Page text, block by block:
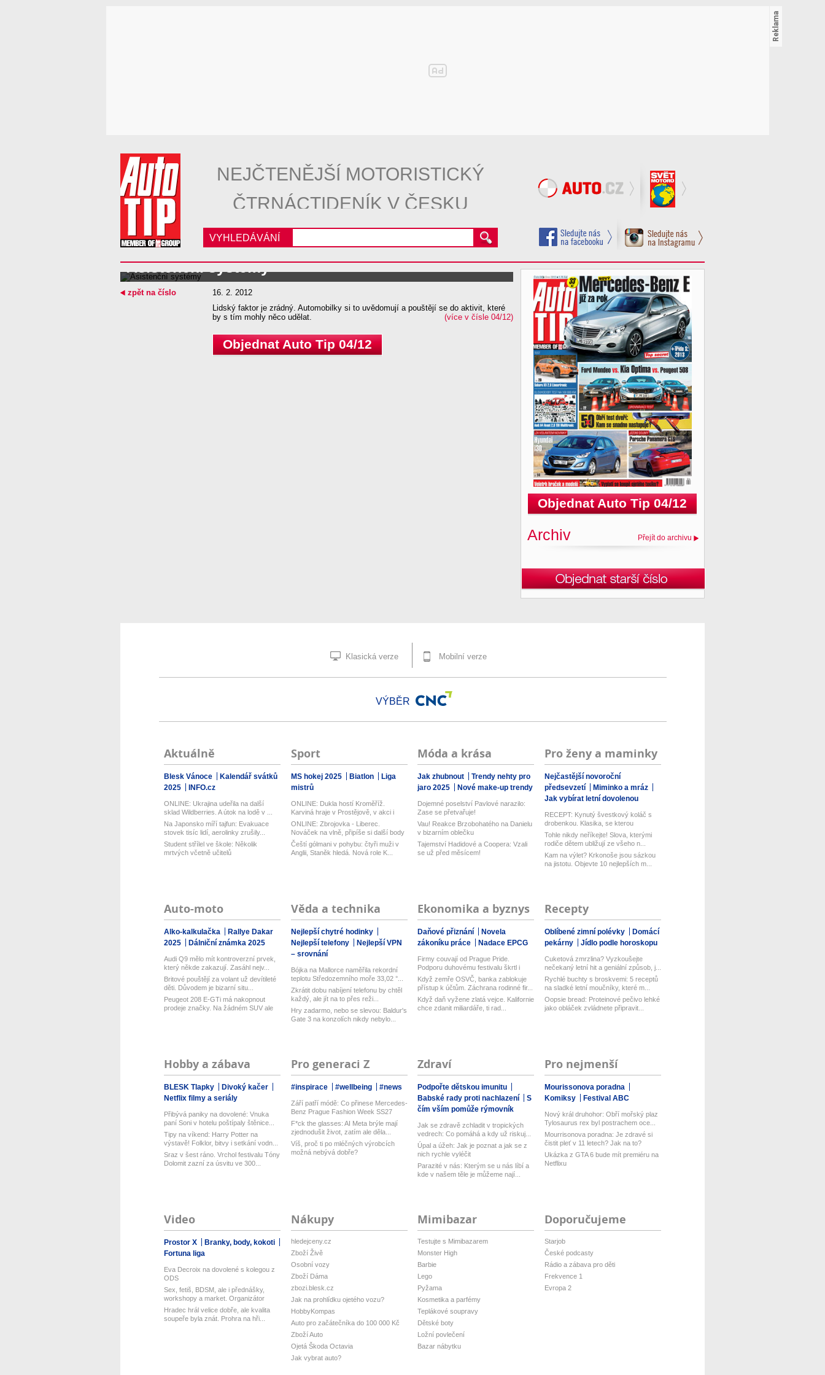
NEJČTENĚJŠÍ MOTORISTICKÝ
ČTRNÁCTIDENÍK V ČESKU
VYHLEDÁVÁNÍ
Asistenční systémy
16. 2. 2012
Lidský faktor je zrádný. Automobilky si to uvědomují a pouštějí se do aktivit, které
by s tím mohly něco udělat.
(více v čísle 04/12)
Objednat Auto Tip 04/12
zpět na číslo
Objednat Auto Tip 04/12
Archiv Přejít do archivu
Klasická verze Mobilní verze
VÝBĚR
Aktuálně
Blesk Vánoce
Kalendář svátků
2025
INFO.cz
ONLINE: Ukrajina udeřila na další
sklad Wildberries. A útok na lodě v ...
Na Japonsko míří tajfun: Evakuace
stovek tisíc lidí, aerolinky zrušily...
Student střílel ve škole: Několik
mrtvých včetně učitelů
Sport
MS hokej 2025 Biatlon
Liga
mistrů
ONLINE: Dukla hostí Kroměříž.
Karviná hraje v Prostějově, v akci i
Opa...
ONLINE: Zbrojovka - Liberec.
Nováček na vlně, připíše si další body
pr...
Čeští gólmani v pohybu: čtyři muži v
Anglii, Staněk hledá. Nová role K...
Móda a krása
Jak zhubnout
Trendy nehty pro
jaro 2025
Nové make-up trendy
Dojemné poselství Pavlové narazilo:
Zase se přetvařuje!
Vau! Reakce Brzobohatého na Danielu
v bizarním oblečku
Tajemství Hadidové a Coopera: Vzali
se už před měsícem!
Pro ženy a maminky
Nejčastější novoroční
předsevzetí
Miminko a mráz
Jak vybírat letní dovolenou
RECEPT: Kynutý švestkový koláč s
drobenkou. Klasika, se kterou
zaboduj...
Tohle nikdy neříkejte! Slova, kterými
rodiče dětem ubližují ze všeho n...
Kam na výlet? Krkonoše jsou sázkou
na jistotu. Objevte 10 nejlepších m...
Auto-moto
Alko-kalkulačka
Rallye Dakar
2025
Dálniční známka 2025
Audi Q9 mělo mít kontroverzní prvek,
který někde zakazují. Zasáhl nejv...
Britové pouštějí za volant už devítileté
děti. Důvodem je bizarní situ...
Peugeot 208 E-GTi má nakopnout
prodeje značky. Na žádném SUV ale
Věda a technika
Nejlepší chytré hodinky
Nejlepší telefony
Nejlepší VPN
– srovnání
Bójka na Mallorce naměřila rekordní
teplotu Středozemního moře 33,02 °...
Zkrátit dobu nabíjení telefonu by chtěl
každý, ale jít na to přes reži...
Hry zadarmo, nebo se slevou: Baldur's
Gate 3 na konzolích nikdy nebylo...
Ekonomika a byznys
Daňové přiznání
Novela
zákoníku práce
Nadace EPCG
Firmy couvají od Prague Pride.
Podporu duhovému festivalu škrtl i
Micr...
Když zemře OSVČ, banka zablokuje
přístup k účtům. Záchrana rodinné fir...
Když daň vyžene zlatá vejce. Kalifornie
chce zdanit miliardáře, ti rad...
Recepty
Oblíbené zimní polévky
Domácí
pekárny
Jídlo podle horoskopu
Cuketová zmrzlina? Vyzkoušejte
nečekaný letní hit a geniální způsob, j...
Rychlé buchty s broskvemi: 5 receptů
na sladké letní moučníky, které m...
Oopsie bread: Proteinové pečivo lehké
jako obláček zvládnete připravit...
Hobby a zábava
BLESK Tlapky
Divoký kačer
Netflix filmy a seriály
Přibývá paniky na dovolené: Vnuka
paní Soni v hotelu poštípaly štěnice...
Tipy na víkend: Harry Potter na
výstavě! Folklor, bitvy i setkání vodn...
Sraz v šest ráno. Vrchol festivalu Tóny
Dolomit zazní za úsvitu ve 300...
Pro generaci Z
#inspirace #wellbeing #news
Září patří módě: Co přinese Mercedes-
Benz Prague Fashion Week SS27
F*ck the glasses: AI Meta brýle mají
zjednodušit život, zatím ale děla...
Víš, proč ti po mléčných výrobcích
možná nebývá dobře?
Zdraví
Podpořte dětskou imunitu
Babské rady proti nachlazení
S
čím vším pomůže rýmovník
Jak se zdravě zchladit v tropických
vedrech: Co pomáhá a kdy už riskuj...
Úpal a úžeh: Jak je poznat a jak se z
nich rychle vyléčit
Parazité v nás: Kterým se u nás líbí a
kde v našem těle je můžeme nají...
Pro nejmenší
Mourissonova poradna
Komiksy
Festival ABC
Nový král druhohor: Obří mořský plaz
Tylosaurus rex byl postrachem oce...
Mourrisonova poradna: Je zdravé si
čistit pleť v 11 letech? Jak na to?
Ukázka z GTA 6 bude mít premiéru na
Netflixu
Video
Prostor X
Branky, body, kokoti
Fortuna liga
Eva Decroix na dovolené s kolegou z
ODS
Sex, fetiš, BDSM, ale i přednášky,
workshopy a market. Organizátor
Pra...
Hradec hrál velice dobře, ale kvalita
soupeře byla znát. Prohra na hři...
Nákupy
hledejceny.cz
Zboží Živě
Osobní vozy
Zboží Dáma
zbozi.blesk.cz
Jak na prohlídku ojetého vozu?
HobbyKompas
Auto pro začátečníka do 100 000 Kč
Zboží Auto
Ojetá Škoda Octavia
Jak vybrat auto?
Mimibazar
Testujte s Mimibazarem
Monster High
Barbie
Lego
Pyžama
Kosmetika a parfémy
Teplákové soupravy
Dětské boty
Ložní povlečení
Bazar nábytku
Doporučujeme
Starjob
České podcasty
Rádio a zábava pro děti
Frekvence 1
Evropa 2